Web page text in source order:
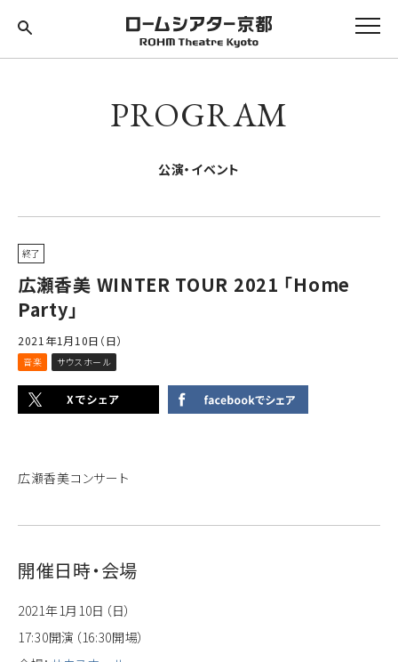
PROGRAM
公演・イベント
終了
広瀬香美 WINTER TOUR 2021 「Home
Party」
2021年1月10日（日）
音楽 サウスホール
広瀬香美コンサート
開催日時・会場
2021年1月10日（日）
17:30開演（16:30開場）